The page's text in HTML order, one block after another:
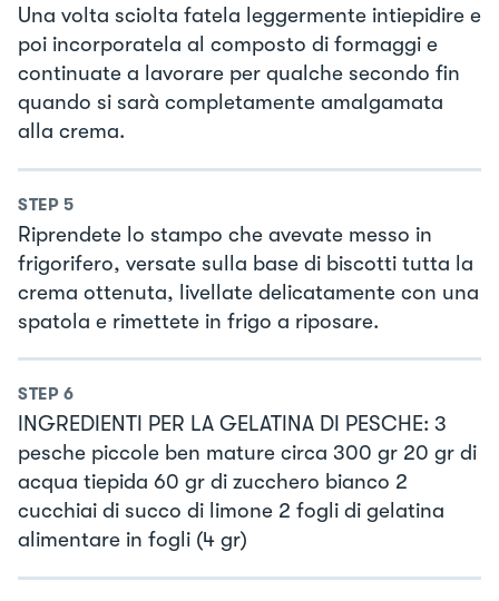
Una volta sciolta fatela leggermente intiepidire e
poi incorporatela al composto di formaggi e
continuate a lavorare per qualche secondo fin
quando si sarà completamente amalgamata
alla crema.
STEP 5
Riprendete lo stampo che avevate messo in
frigorifero, versate sulla base di biscotti tutta la
crema ottenuta, livellate delicatamente con una
spatola e rimettete in frigo a riposare.
STEP 6
INGREDIENTI PER LA GELATINA DI PESCHE: 3
pesche piccole ben mature circa 300 gr 20 gr di
acqua tiepida 60 gr di zucchero bianco 2
cucchiai di succo di limone 2 fogli di gelatina
alimentare in fogli (4 gr)